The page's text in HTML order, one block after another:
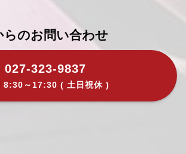
らのお問い合わせ
027-323-9837
8:30～17:30 ( 土日祝休 )